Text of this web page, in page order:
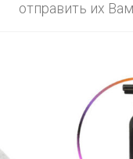
отправить их Вам